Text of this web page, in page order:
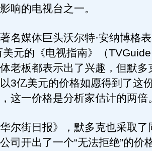
响的电视台之一。
媒体巨头沃尔特·安纳博格表
元的《电视指南》（
老板都表示出了兴趣，但默多
3亿美元的价格如愿得到了这
这一价格是分析家估计的两倍
街日报》，默多克也采取了
司开出了一个“无法拒绝”的价